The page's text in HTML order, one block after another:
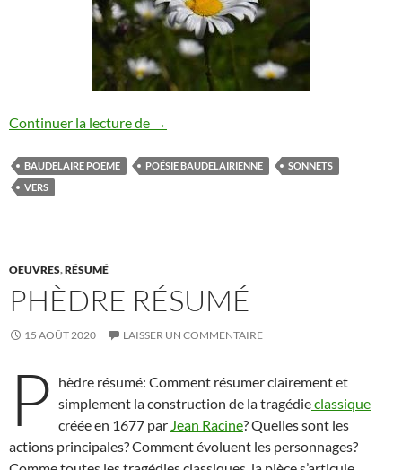
Continuer la lecture de BAUDELAIRE POEME
→
BAUDELAIRE POEME POÉSIE BAUDELAIRIENNE
SONNETS
VERS
OEUVRES,RÉSUMÉ
PHÈDRE RÉSUMÉ
15 AOÛT 2020 LAISSER UN COMMENTAIRE
P hèdre résumé: Comment résumer clairement et
simplement la construction de la tragédieclassique
créée en 1677 par Jean Racine? Quelles sont les
actions principales? Comment évoluent les personnages?